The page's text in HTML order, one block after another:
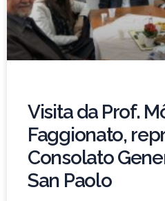
Visita da Prof.
Faggionato,
Consolato
San Paolo